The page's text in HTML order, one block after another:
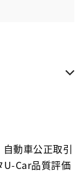
動車公正取引
U-Car品質評価